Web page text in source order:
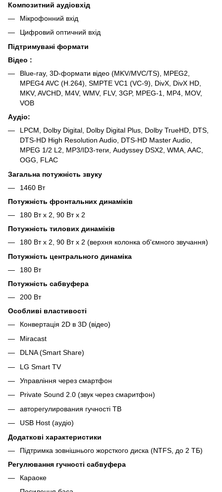
Композитний аудіовхід
Мікрофонний вхід
Цифровий оптичний вхід
Підтримувані формати
Відео :
Blue-ray, 3D-формати відео (MKV/MVC/TS), MPEG2,
MPEG4 AVC (H.264), SMPTE VC1 (VC-9), DivX, DivX HD,
MKV, AVCHD, M4V, WMV, FLV, 3GP, MPEG-1, MP4, MOV,
VOB
Аудіо:
LPCM, Dolby Digital, Dolby Digital Plus, Dolby TrueHD, DTS,
DTS-HD High Resolution Audio, DTS-HD Master Audio,
MPEG 1/2 L2, MP3/ID3-теги, Audyssey DSX2, WMA, AAC,
OGG, FLAC
Загальна потужність звуку
1460 Вт
Потужність фронтальних динаміків
180 Вт х 2, 90 Вт x 2
Потужність тилових динаміків
180 Вт x 2, 90 Вт x 2 (верхня колонка об'ємного звучання)
Потужність центрального динаміка
180 Вт
Потужність сабвуфера
200 Вт
Особливі властивості
Конвертація 2D в 3D (відео)
Miracast
DLNA (Smart Share)
LG Smart TV
Управління через смартфон
Private Sound 2.0 (звук через смаритфон)
авторегулирования гучності ТВ
USB Host (аудіо)
Додаткові характеристики
Підтримка зовнішнього жорсткого диска (NTFS, до 2 ТБ)
Регулювання гучності сабвуфера
Караоке